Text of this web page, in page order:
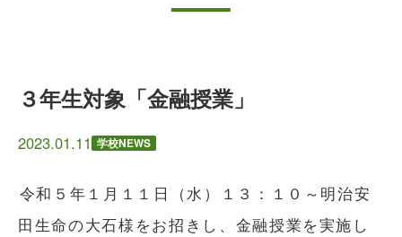
３年生対象「金融授業」
2023.01.11 学校NEWS
令和５年１月１１日（水）１３：１０～明治安
田生命の大石様をお招きし、金融授業を実施し